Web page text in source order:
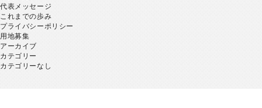
代表メッセージ
これまでの歩み
プライバシーポリシー
用地募集
アーカイブ
カテゴリー
カテゴリーなし